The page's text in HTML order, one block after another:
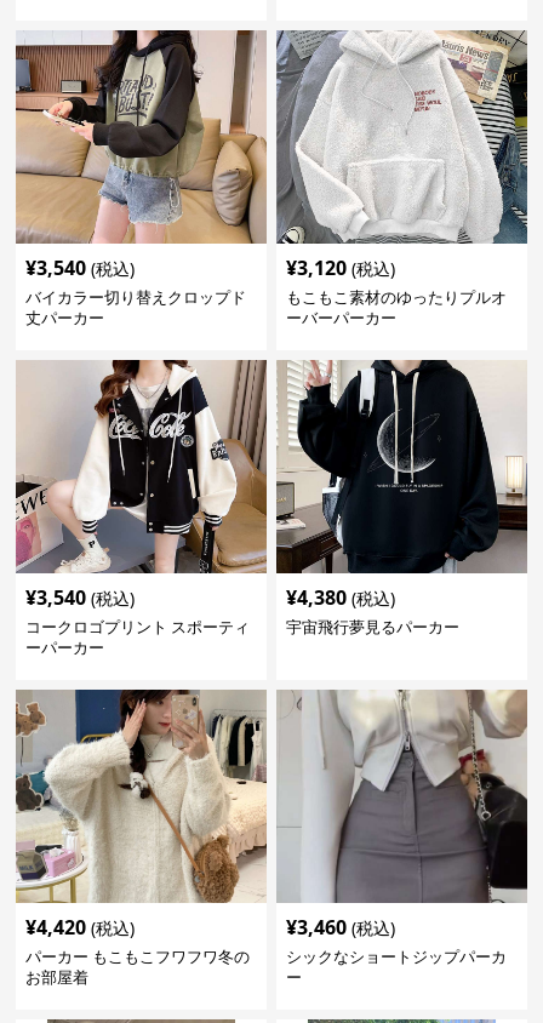
¥3,540 (税込)
バイカラー切り替えクロップド
丈パーカー
¥3,120 (税込)
もこもこ素材のゆったりプルオ
ーバーパーカー
¥3,540 (税込)
コークロゴプリント スポーティ
ーパーカー
¥4,380 (税込)
宇宙飛行夢見るパーカー
¥4,420 (税込)
パーカー もこもこフワフワ冬の
お部屋着
¥3,460 (税込)
シックなショートジップパーカ
ー